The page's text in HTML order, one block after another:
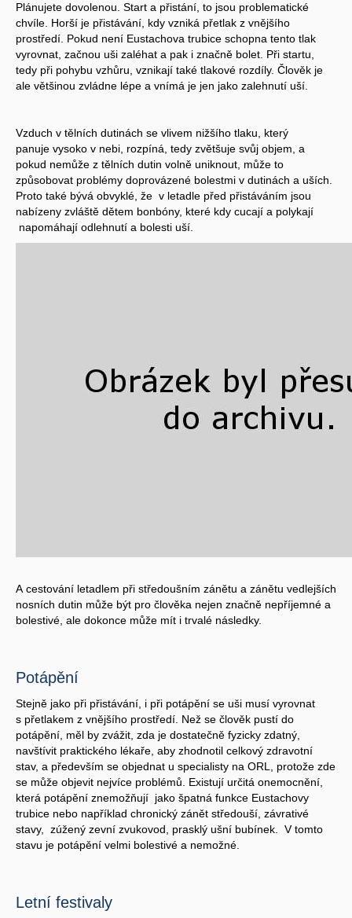
Plánujete dovolenou. Start a přistání, to jsou problematické
chvíle. Horší je přistávání, kdy vzniká přetlak z vnějšího
prostředí. Pokud není Eustachova trubice schopna tento tlak
vyrovnat, začnou uši zaléhat a pak i značně bolet. Při startu,
tedy při pohybu vzhůru, vznikají také tlakové rozdíly. Člověk je
ale většinou zvládne lépe a vnímá je jen jako zalehnutí uší.
Vzduch v tělních dutinách se vlivem nižšího tlaku, který
panuje vysoko v nebi, rozpíná, tedy zvětšuje svůj objem, a
pokud nemůže z tělních dutin volně uniknout, může to
způsobovat problémy doprovázené bolestmi v dutinách a uších.
Proto také bývá obvyklé, že v letadle před přistáváním jsou
nabízeny zvláště dětem bonbóny, které kdy cucají a polykají
napomáhají odlehnutí a bolesti uší.
A cestování letadlem při středoušním zánětu a zánětu vedlejších
nosních dutin může být pro člověka nejen značně nepříjemné a
bolestivé, ale dokonce může mít i trvalé následky.
Potápění
Stejně jako při přistávání, i při potápění se uši musí vyrovnat
s přetlakem z vnějšího prostředí. Než se člověk pustí do
potápění, měl by zvážit, zda je dostatečně fyzicky zdatný,
navštívit praktického lékaře, aby zhodnotil celkový zdravotní
stav, a především se objednat u specialisty na ORL, protože zde
se může objevit nejvíce problémů. Existují určitá onemocnění,
která potápění znemožňují jako špatná funkce Eustachovy
trubice nebo například chronický zánět středouší, závrativé
stavy, zúžený zevní zvukovod, prasklý ušní bubínek. V tomto
stavu je potápění velmi bolestivé a nemožné.
Letní festivaly